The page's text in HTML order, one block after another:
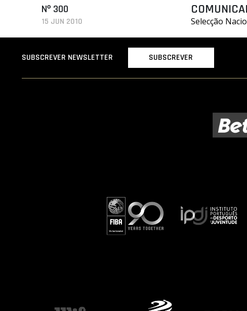
CLUBES
AGENTES
SELEÇÕES
MINIBASQUETE
Nº 300
15 JUN 2010 Selecção
SUBSCREVER NEWSLETTER SUBSCREVER